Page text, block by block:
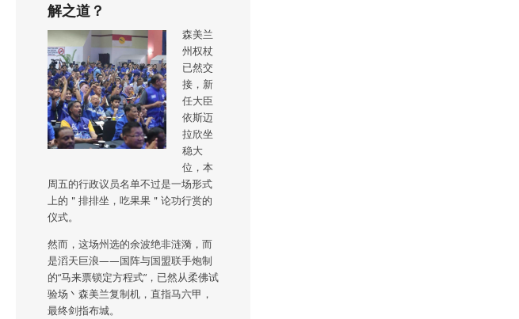
解之道？
森美兰
州权杖
已然交
接，新
任大臣
依斯迈
拉欣坐
稳大
位，本
周五的行政议员名单不过是一场形式
上的＂排排坐，吃果果＂论功行赏的
仪式。
然而，这场州选的余波绝非涟漪，而
是滔天巨浪——国阵与国盟联手炮制
的“马来票锁定方程式”，已然从柔佛试
验场丶森美兰复制机，直指马六甲，
最终剑指布城。